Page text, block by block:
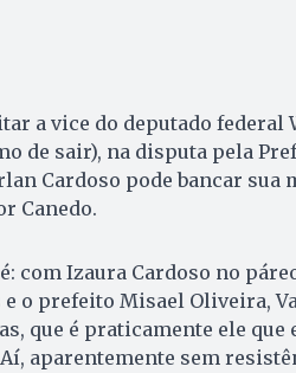
a vice do deputado federal
de sair), na disputa pela
Cardoso pode bancar sua
Canedo.
com Izaura Cardoso no
e o prefeito Misael Oliveira,
que é praticamente ele
aparentemente sem